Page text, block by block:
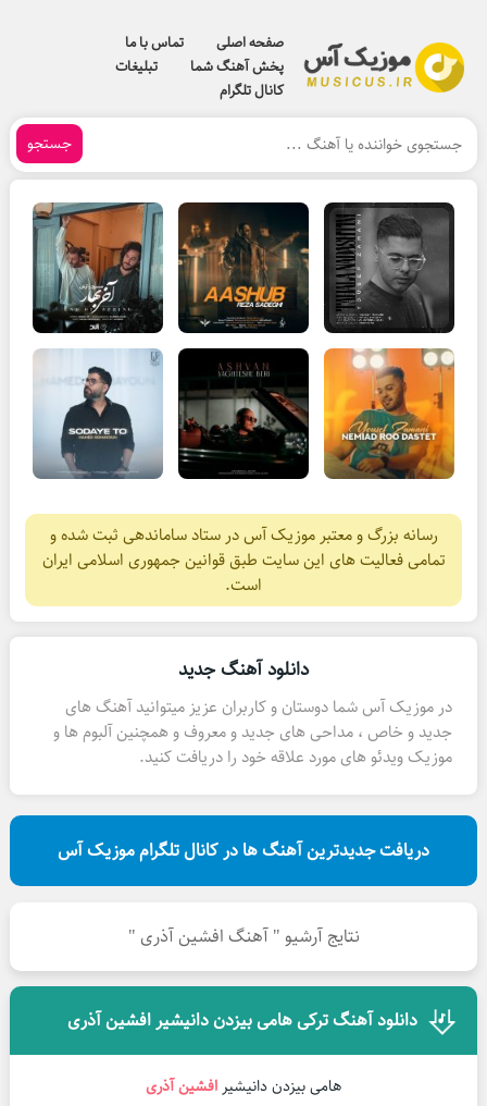
صفحه اصلی
تماس با ما
پخش آهنگ شما
تبلیغات
کانال تلگرام
جستجو
رسانه بزرگ و معتبر موزیک آس در ستاد ساماندهی ثبت شده و
تمامی فعالیت های این سایت طبق قوانین جمهوری اسلامی ایران
است.
دانلود آهنگ جدید
در موزیک آس شما دوستان و کاربران عزیز میتوانید آهنگ های
جدید و خاص ، مداحی های جدید و معروف و همچنین آلبوم ها و
موزیک ویدئو های مورد علاقه خود را دریافت کنید.
دریافت جدیدترین آهنگ ها در کانال تلگرام موزیک آس
نتایج آرشیو " آهنگ افشین آذری "
دانلود آهنگ ترکی هامی بيزدن دانيشير افشین آذری
هامی بيزدن دانيشير افشین آذری